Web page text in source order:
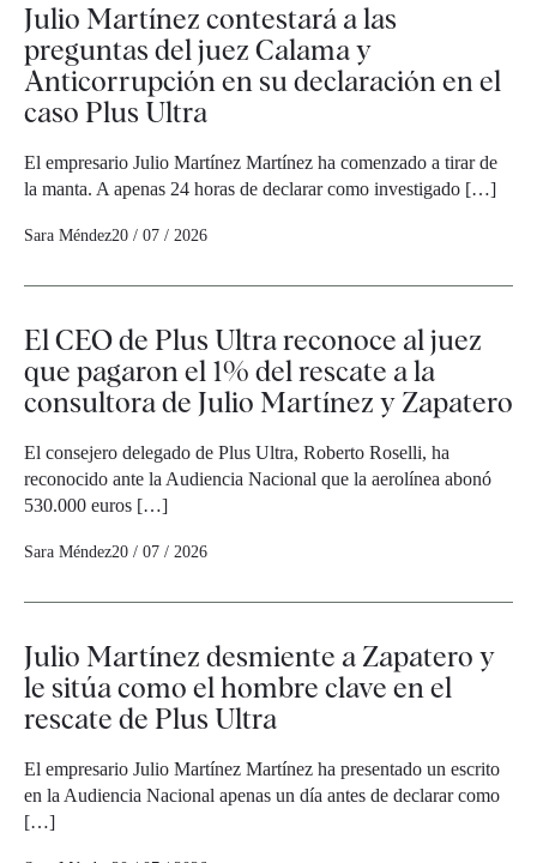
Julio Martínez contestará a las
preguntas del juez Calama y
Anticorrupción en su declaración en el
caso Plus Ultra
El empresario Julio Martínez Martínez ha comenzado a tirar de
la manta. A apenas 24 horas de declarar como investigado […]
Sara Méndez20 / 07 / 2026
El CEO de Plus Ultra reconoce al juez
que pagaron el 1% del rescate a la
consultora de Julio Martínez y Zapatero
El consejero delegado de Plus Ultra, Roberto Roselli, ha
reconocido ante la Audiencia Nacional que la aerolínea abonó
530.000 euros […]
Sara Méndez20 / 07 / 2026
Julio Martínez desmiente a Zapatero y
le sitúa como el hombre clave en el
rescate de Plus Ultra
El empresario Julio Martínez Martínez ha presentado un escrito
en la Audiencia Nacional apenas un día antes de declarar como
[…]